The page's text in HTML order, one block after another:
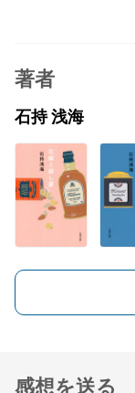
著者
石持 浅海
感想を送る